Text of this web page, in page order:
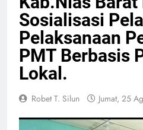
Riau
Sabtu, 8
Sosialisasi
Pelaksanaan
PMT Berbasis
Lokal.
Robet T. Silun Jumat, 25